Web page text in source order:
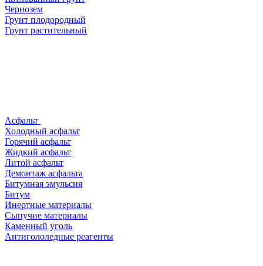
Чернозем
Грунт плодородный
Грунт растительный
Асфальт
Холодный асфальт
Горячий асфальт
Жидкий асфальт
Литой асфальт
Демонтаж асфальта
Битумная эмульсия
Битум
Инертные материалы
Сыпучие материалы
Каменный уголь
Антигололедные реагенты